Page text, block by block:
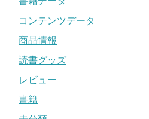
コンテンツデータ
商品情報
読書グッズ
レビュー
書籍